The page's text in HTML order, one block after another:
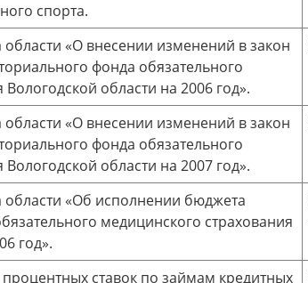
спорта.
области «О внесении изменений в закон
фонда обязательного
области на 2006 год».
области «О внесении изменений в закон
фонда обязательного
области на 2007 год».
области «Об исполнении бюджета
медицинского страхования
год».
ставок по займам кредитных